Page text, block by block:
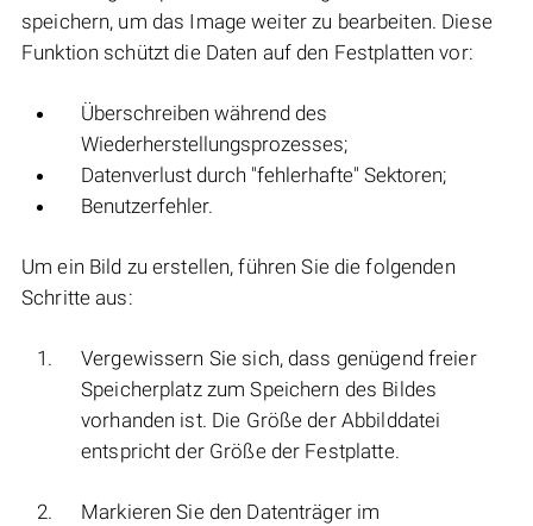
speichern, um das Image weiter zu bearbeiten. Diese
Funktion schützt die Daten auf den Festplatten vor:
Überschreiben während des
Wiederherstellungsprozesses;
Datenverlust durch "fehlerhafte" Sektoren;
Benutzerfehler.
Um ein Bild zu erstellen, führen Sie die folgenden
Schritte aus:
Vergewissern Sie sich, dass genügend freier
Speicherplatz zum Speichern des Bildes
vorhanden ist. Die Größe der Abbilddatei
entspricht der Größe der Festplatte.
Markieren Sie den Datenträger im